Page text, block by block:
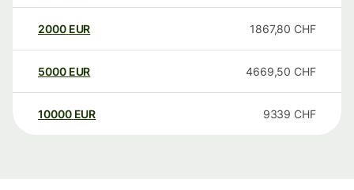
2000 EUR 1867,80 CHF
5000 EUR 4669,50 CHF
10000 EUR 9339 CHF